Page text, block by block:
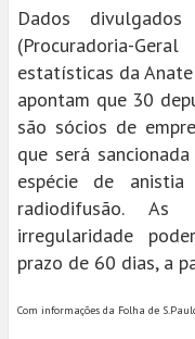
Dados
(Procuradoria-
estatísticas da
apontam que 30
são sócios de
que será
espécie de anistia
radiodifusão.
irregularidade
prazo de 60 dias, a
Com informações da Folha de